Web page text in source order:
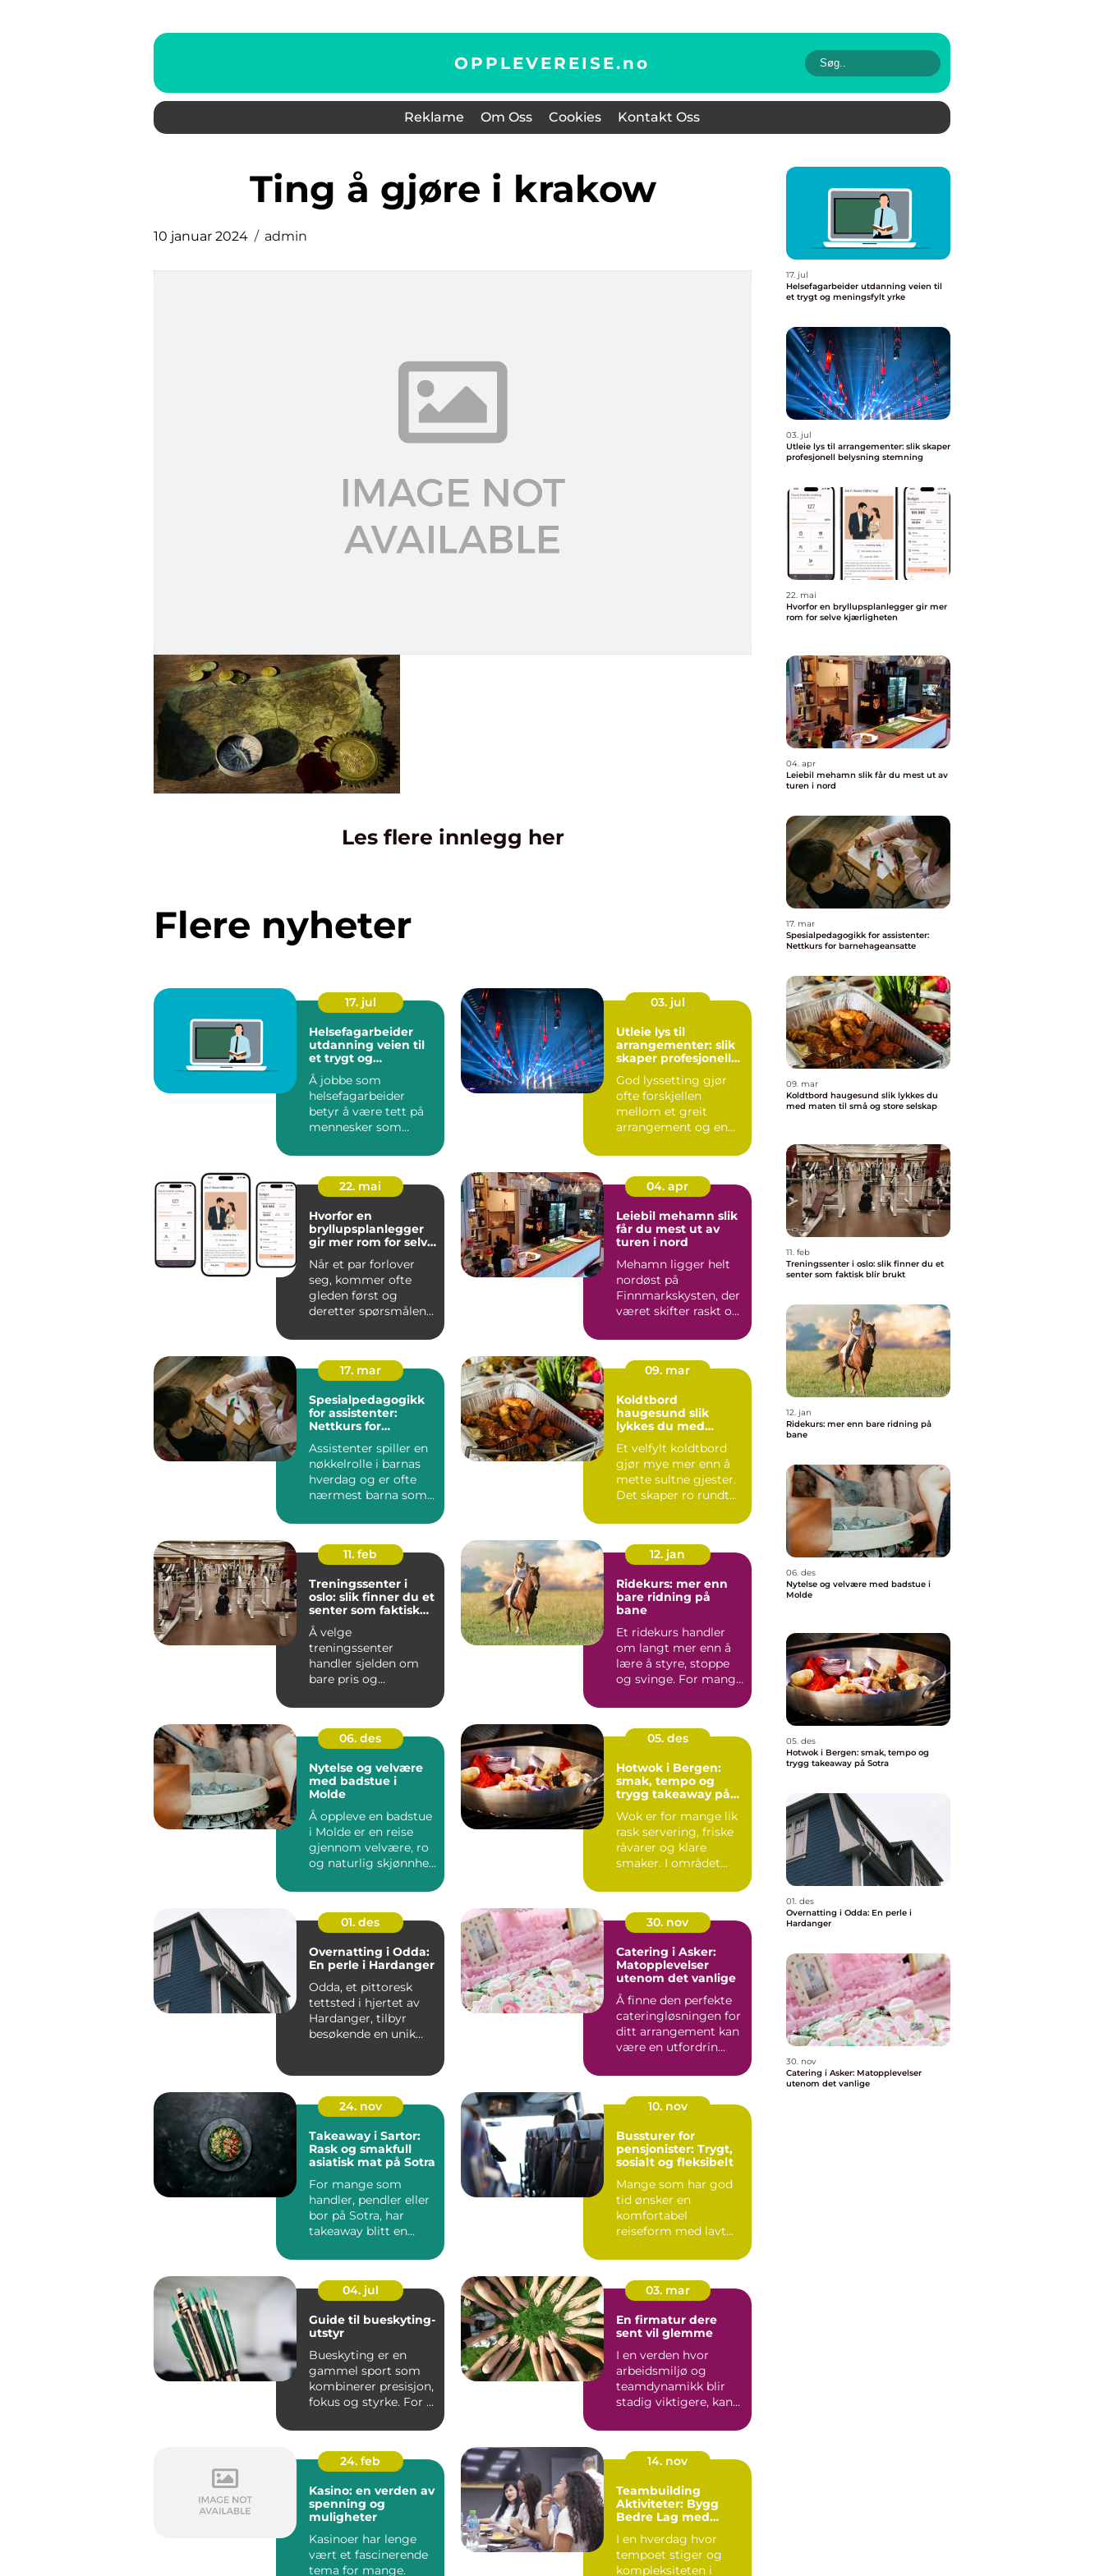
OPPLEVEREISE.no
Reklame Om Oss Cookies Kontakt Oss
ting å gjøre i krakow
10 januar 2024 admin
Les flere innlegg her
Flere nyheter
17. jul
Helsefagarbeider
utdanning veien til
et trygt og
meningsfylt yrke
Å jobbe som
helsefagarbeider
betyr å være tett på
mennesker som
hverdagen. Mange
vu...
03. jul
Utleie lys til
arrangementer: slik
skaper profesjonell
God lyssetting gjør
ofte forskjellen
mellom et greit
arrangement og en
husker le...
22. mai
Hvorfor en
bryllupsplanlegger
gir mer rom for selve
Når et par forlover
seg, kommer ofte
gleden først og
deretter spørsmålene.
være...
04. apr
Leiebil mehamn slik
får du mest ut av
turen i nord
Mehamn ligger helt
nordøst på
Finnmarkskysten, der
været skifter raskt og
Mange...
17. mar
Spesialpedagogikk
for assistenter:
Nettkurs for
Assistenter spiller en
nøkkelrolle i barnas
hverdag og er ofte
nærmest barna som
09. mar
Koldtbord
haugesund slik
lykkes du med
store selskap
Et velfylt koldtbord
gjør mye mer enn å
mette sultne gjester.
Det skaper ro rundt
11. feb
Treningssenter i
oslo: slik finner du et
senter som faktisk
blir brukt
Å velge
treningssenter
handler sjelden om
bare pris og
oppdager raskt at
avstanden...
12. jan
Ridekurs: mer enn
bare ridning på
bane
Et ridekurs handler
om langt mer enn å
lære å styre, stoppe
og svinge. For mange
06. des
Nytelse og velvære
med badstue i
Molde
Å oppleve en badstue
i Molde er en reise
gjennom velvære, ro
og naturlig skjønnhe...
05. des
Hotwok i Bergen:
smak, tempo og
trygg takeaway på
Wok er for mange lik
rask servering, friske
råvarer og klare
smaker. I området
01. des
Overnatting i Odda:
En perle i Hardanger
Odda, et pittoresk
tettsted i hjertet av
Hardanger, tilbyr
besøkende en unik
30. nov
Catering i Asker:
Matopplevelser
utenom det vanlige
Å finne den perfekte
cateringløsningen for
ditt arrangement kan
være en utfordrin...
24. nov
Takeaway i Sartor:
Rask og smakfull
asiatisk mat på Sotra
For mange som
handler, pendler eller
bor på Sotra, har
takeaway blitt en
10. nov
Bussturer for
pensjonister: Trygt,
sosialt og fleksibelt
Mange som har god
tid ønsker en
komfortabel
reiseform med lavt
samtale...
04. jul
Guide til bueskyting-
utstyr
Bueskyting er en
gammel sport som
kombinerer presisjon,
fokus og styrke. For å
03. mar
En firmatur dere
sent vil glemme
I en verden hvor
arbeidsmiljø og
teamdynamikk blir
stadig viktigere, kan
24. feb
Kasino: en verden av
spenning og
muligheter
Kasinoer har lenge
vært et fascinerende
tema for mange.
14. nov
Teambuilding
Aktiviteter: Bygg
Bedre Lag med
I en hverdag hvor
tempoet stiger og
kompleksiteten i
17. jul
Helsefagarbeider utdanning veien til
et trygt og meningsfylt yrke
03. jul
Utleie lys til arrangementer: slik skaper
profesjonell belysning stemning
22. mai
Hvorfor en bryllupsplanlegger gir mer
rom for selve kjærligheten
04. apr
Leiebil mehamn slik får du mest ut av
turen i nord
17. mar
Spesialpedagogikk for assistenter:
Nettkurs for barnehageansatte
09. mar
Koldtbord haugesund slik lykkes du
med maten til små og store selskap
11. feb
Treningssenter i oslo: slik finner du et
senter som faktisk blir brukt
12. jan
Ridekurs: mer enn bare ridning på
bane
06. des
Nytelse og velvære med badstue i
Molde
05. des
Hotwok i Bergen: smak, tempo og
trygg takeaway på Sotra
01. des
Overnatting i Odda: En perle i
Hardanger
30. nov
Catering i Asker: Matopplevelser
utenom det vanlige